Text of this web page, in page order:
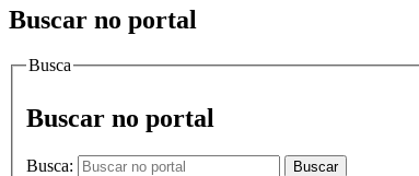
Buscar no portal
Busca
Buscar no portal
Busca: Buscar